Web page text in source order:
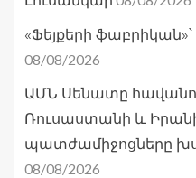
«Ֆեյքերի
08/08/2026
ԱՄՆ Սենատը
Ռուսաստանի և
պատժամիջոցները
08/08/2026